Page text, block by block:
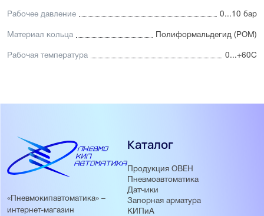
Рабочее давление 0...10 бар
Материал кольца Полиформальдегид (POM)
Рабочая температура 0...+60С
«Пневмокипавтоматика» –
интернет-магазин
Каталог
Продукция ОВЕН
Пневмоавтоматика
Датчики
Запорная арматура
КИПиА